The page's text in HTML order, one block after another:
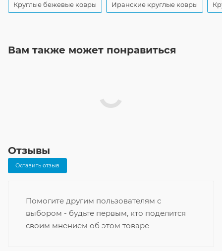
Круглые бежевые ковры Иранские круглые ковры
Вам также может понравиться
Отзывы
Оставить отзыв
Помогите другим пользователям с
выбором - будьте первым, кто поделится
своим мнением об этом товаре